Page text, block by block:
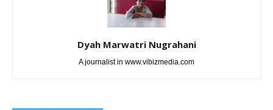
Dyah Marwatri Nugrahani
A journalist in www.vibizmedia.com